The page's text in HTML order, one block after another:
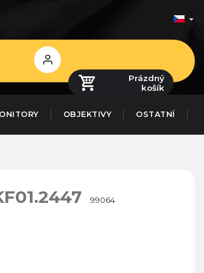
Přihlášení
Prázdný
košík
OBJEKTIVY OSTATNÍ
99064